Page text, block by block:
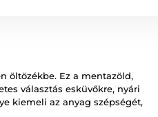
öltözékbe. Ez a mentazöld,
választás esküvőkre, nyári
kiemeli az anyag szépségét,